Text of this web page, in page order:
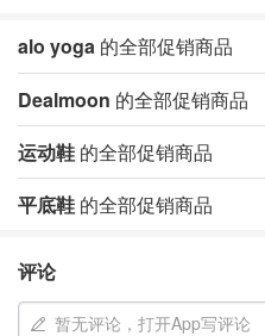
alo yoga 的全部促销商品
Dealmoon 的全部促销商品
运动鞋 的全部促销商品
平底鞋 的全部促销商品
评论
暂无评论，打开App写评论